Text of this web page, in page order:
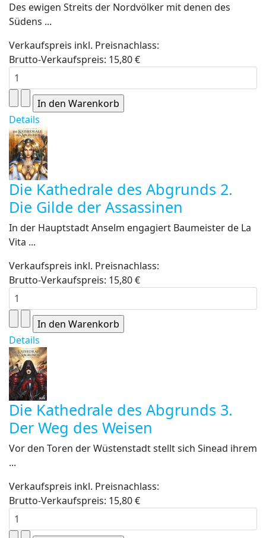
Des ewigen Streits der Nordvölker mit denen des
Südens ...
Verkaufspreis inkl. Preisnachlass:
Brutto-Verkaufspreis: 15,80 €
Details
Die Kathedrale des Abgrunds 2.
Die Gilde der Assassinen
In der Hauptstadt Anselm engagiert Baumeister de La
Vita ...
Verkaufspreis inkl. Preisnachlass:
Brutto-Verkaufspreis: 15,80 €
Details
Die Kathedrale des Abgrunds 3.
Der Weg des Weisen
Vor den Toren der Wüstenstadt stellt sich Sinead ihrem
...
Verkaufspreis inkl. Preisnachlass:
Brutto-Verkaufspreis: 15,80 €